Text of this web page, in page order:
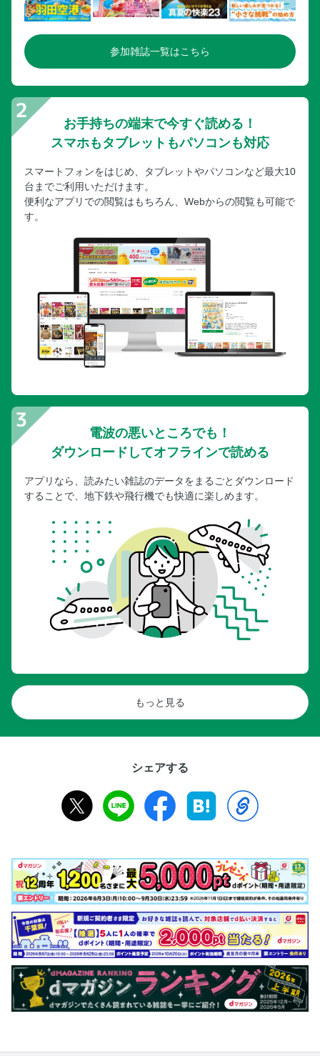
参加雑誌一覧はこちら
お手持ちの端末で今すぐ読める！
スマホもタブレットもパソコンも対応
スマートフォンをはじめ、タブレットやパソコンなど最大10
台までご利用いただけます。
便利なアプリでの閲覧はもちろん、Webからの閲覧も可能で
す。
電波の悪いところでも！
ダウンロードしてオフラインで読める
アプリなら、読みたい雑誌のデータをまるごとダウンロード
することで、地下鉄や飛行機でも快適に楽しめます。
もっと見る
シェアする